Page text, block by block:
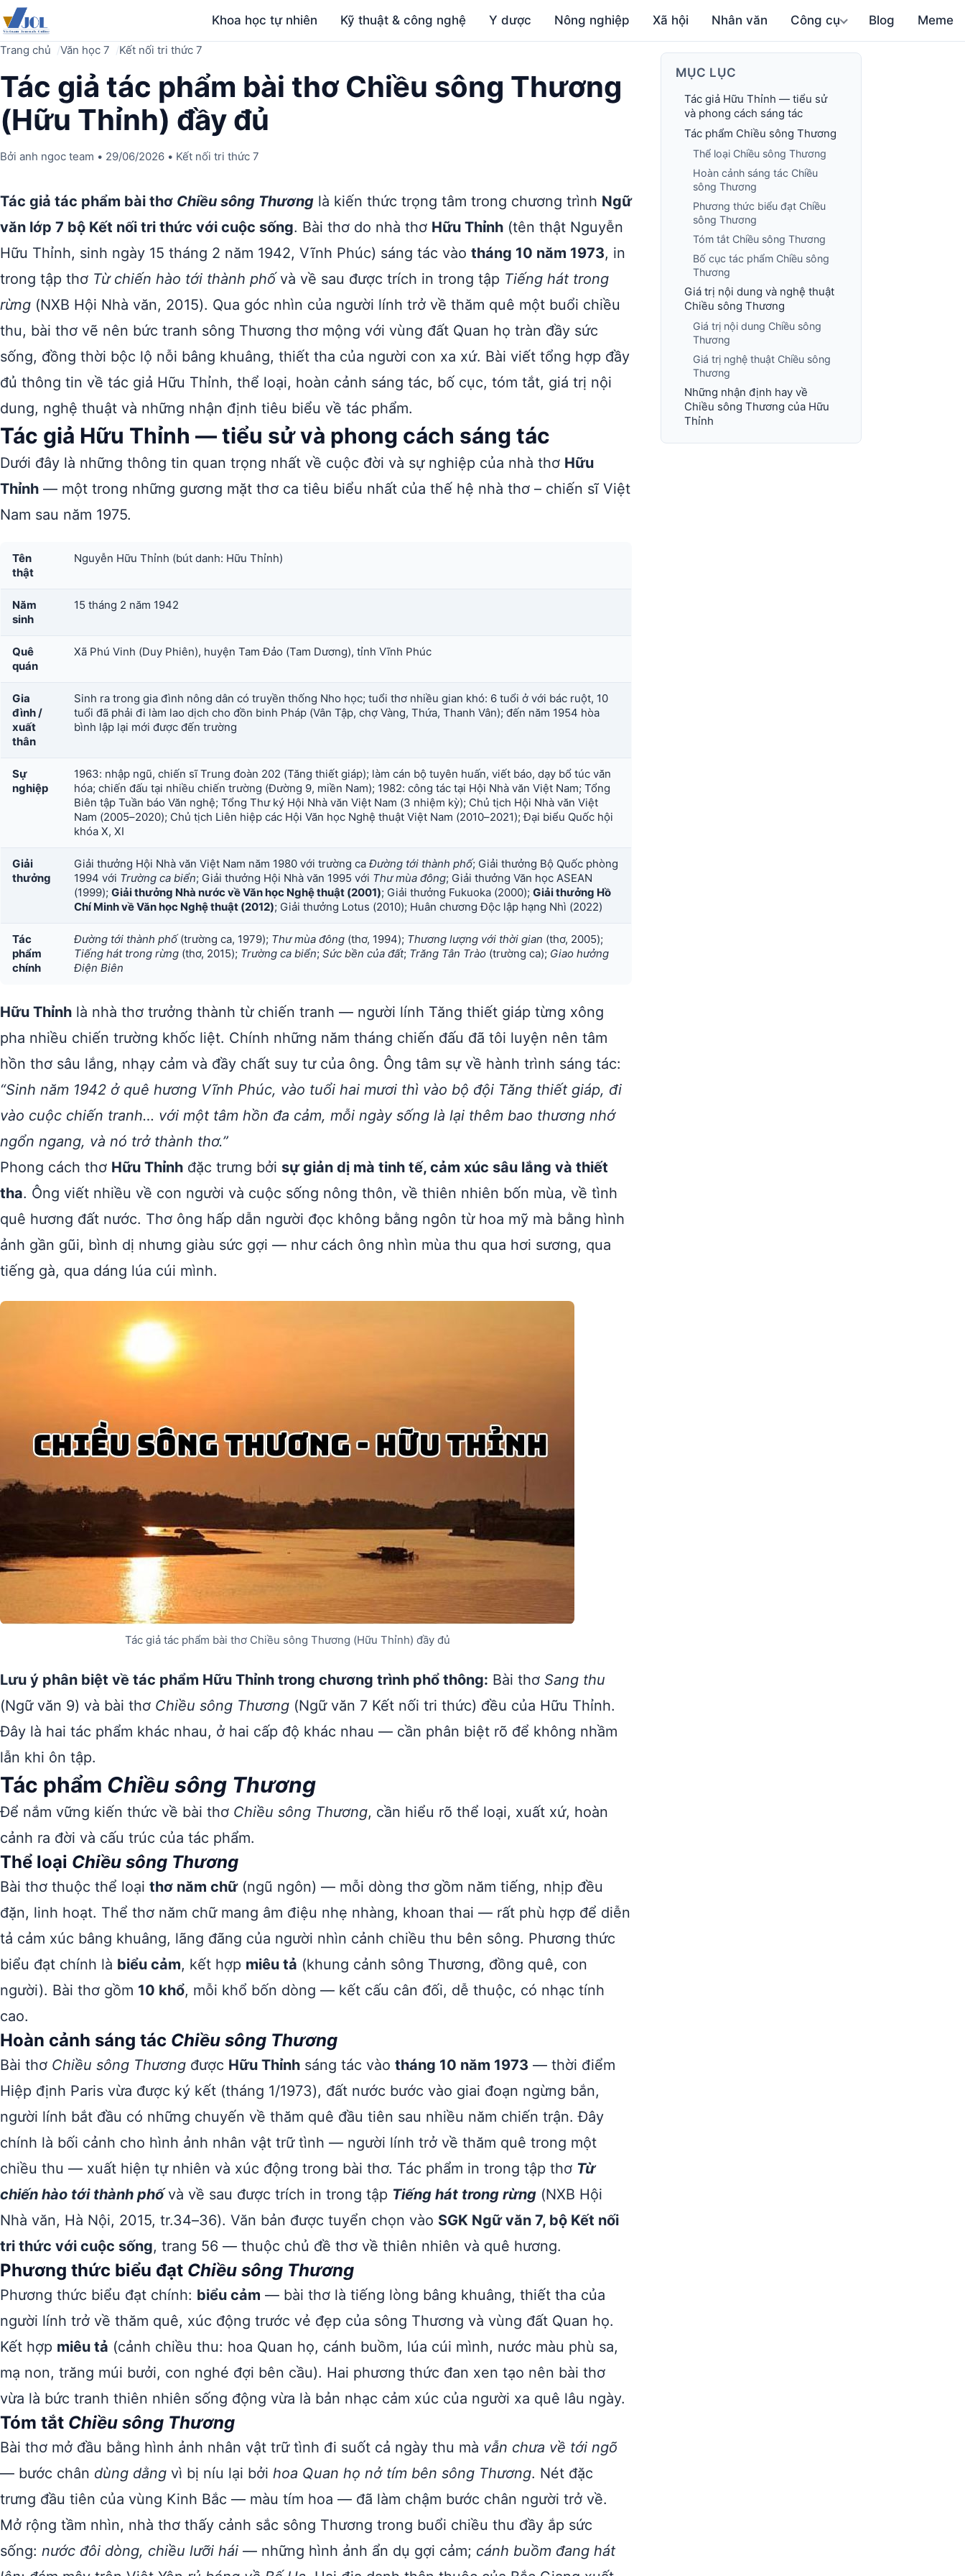
Khoa học tự nhiên Kỹ thuật & công nghệ Y dược Nông nghiệp Xã hội Nhân văn Công cụ Blog Meme
Trang chủ Văn học 7 Kết nối tri thức 7
Tác giả tác phẩm bài thơ Chiều sông Thương
(Hữu Thỉnh) đầy đủ
Bởi anh ngoc team • 29/06/2026 • Kết nối tri thức 7
Tác giả tác phẩm bài thơ Chiều sông Thương là kiến thức trọng tâm trong chương trình Ngữ
văn lớp 7 bộ Kết nối tri thức với cuộc sống. Bài thơ do nhà thơ Hữu Thỉnh (tên thật Nguyễn
Hữu Thỉnh, sinh ngày 15 tháng 2 năm 1942, Vĩnh Phúc) sáng tác vào tháng 10 năm 1973, in
trong tập thơ Từ chiến hào tới thành phốvà về sau được trích in trong tập Tiếng hát trong
rừng (NXB Hội Nhà văn, 2015). Qua góc nhìn của người lính trở về thăm quê một buổi chiều
thu, bài thơ vẽ nên bức tranh sông Thương thơ mộng với vùng đất Quan họ tràn đầy sức
sống, đồng thời bộc lộ nỗi bâng khuâng, thiết tha của người con xa xứ. Bài viết tổng hợp đầy
đủ thông tin về tác giả Hữu Thỉnh, thể loại, hoàn cảnh sáng tác, bố cục, tóm tắt, giá trị nội
dung, nghệ thuật và những nhận định tiêu biểu về tác phẩm.
Tác giả Hữu Thỉnh — tiểu sử và phong cách sáng tác
Dưới đây là những thông tin quan trọng nhất về cuộc đời và sự nghiệp của nhà thơ Hữu
Thỉnh — một trong những gương mặt thơ ca tiêu biểu nhất của thế hệ nhà thơ – chiến sĩ Việt
Nam sau năm 1975.
Tên
thật
Nguyễn Hữu Thỉnh (bút danh: Hữu Thỉnh)
Năm
sinh
15 tháng 2 năm 1942
Quê
quán
Xã Phú Vinh (Duy Phiên), huyện Tam Đảo (Tam Dương), tỉnh Vĩnh Phúc
Gia
đình /
xuất
thân
Sinh ra trong gia đình nông dân có truyền thống Nho học; tuổi thơ nhiều gian khó: 6 tuổi ở với bác ruột, 10
tuổi đã phải đi làm lao dịch cho đồn binh Pháp (Vân Tập, chợ Vàng, Thứa, Thanh Vân); đến năm 1954 hòa
bình lập lại mới được đến trường
Sự
nghiệp
1963: nhập ngũ, chiến sĩ Trung đoàn 202 (Tăng thiết giáp); làm cán bộ tuyên huấn, viết báo, dạy bổ túc văn
hóa; chiến đấu tại nhiều chiến trường (Đường 9, miền Nam); 1982: công tác tại Hội Nhà văn Việt Nam; Tổng
Biên tập Tuần báo Văn nghệ; Tổng Thư ký Hội Nhà văn Việt Nam (3 nhiệm kỳ); Chủ tịch Hội Nhà văn Việt
Nam (2005–2020); Chủ tịch Liên hiệp các Hội Văn học Nghệ thuật Việt Nam (2010–2021); Đại biểu Quốc hội
khóa X, XI
Giải
thưởng
Giải thưởng Hội Nhà văn Việt Nam năm 1980 với trường ca Đường tới thành phố; Giải thưởng Bộ Quốc phòng
1994 với Trường ca biển; Giải thưởng Hội Nhà văn 1995 với Thư mùa đông; Giải thưởng Văn học ASEAN
(1999); Giải thưởng Nhà nước về Văn học Nghệ thuật (2001); Giải thưởng Fukuoka (2000); Giải thưởng Hồ
Chí Minh về Văn học Nghệ thuật (2012); Giải thưởng Lotus (2010); Huân chương Độc lập hạng Nhì (2022)
Tác
phẩm
chính
Đường tới thành phố(trường ca, 1979); Thư mùa đông (thơ, 1994); Thương lượng với thời gian (thơ, 2005);
Tiếng hát trong rừng (thơ, 2015); Trường ca biển; Sức bền của đất; Trăng Tân Trào (trường ca); Giao hưởng
Điện Biên
Hữu Thỉnh là nhà thơ trưởng thành từ chiến tranh — người lính Tăng thiết giáp từng xông
pha nhiều chiến trường khốc liệt. Chính những năm tháng chiến đấu đã tôi luyện nên tâm
hồn thơ sâu lắng, nhạy cảm và đầy chất suy tư của ông. Ông tâm sự về hành trình sáng tác:
“Sinh năm 1942 ở quê hương Vĩnh Phúc, vào tuổi hai mươi thì vào bộ đội Tăng thiết giáp, đi
vào cuộc chiến tranh… với một tâm hồn đa cảm, mỗi ngày sống là lại thêm bao thương nhớ
ngổn ngang, và nó trở thành thơ.”
Phong cách thơ Hữu Thỉnh đặc trưng bởi sự giản dị mà tinh tế, cảm xúc sâu lắng và thiết
tha. Ông viết nhiều về con người và cuộc sống nông thôn, về thiên nhiên bốn mùa, về tình
quê hương đất nước. Thơ ông hấp dẫn người đọc không bằng ngôn từ hoa mỹ mà bằng hình
ảnh gần gũi, bình dị nhưng giàu sức gợi — như cách ông nhìn mùa thu qua hơi sương, qua
tiếng gà, qua dáng lúa cúi mình.
Tác giả tác phẩm bài thơ Chiều sông Thương (Hữu Thỉnh) đầy đủ
Lưu ý phân biệt về tác phẩm Hữu Thỉnh trong chương trình phổ thông: Bài thơ Sang thu
(Ngữ văn 9) và bài thơ Chiều sông Thương (Ngữ văn 7 Kết nối tri thức) đều của Hữu Thỉnh.
Đây là hai tác phẩm khác nhau, ở hai cấp độ khác nhau — cần phân biệt rõ để không nhầm
lẫn khi ôn tập.
Tác phẩm Chiều sông Thương
Để nắm vững kiến thức về bài thơ Chiều sông Thương, cần hiểu rõ thể loại, xuất xứ, hoàn
cảnh ra đời và cấu trúc của tác phẩm.
Thể loại Chiều sông Thương
Bài thơ thuộc thể loại thơ năm chữ(ngũ ngôn) — mỗi dòng thơ gồm năm tiếng, nhịp đều
đặn, linh hoạt. Thể thơ năm chữ mang âm điệu nhẹ nhàng, khoan thai — rất phù hợp để diễn
tả cảm xúc bâng khuâng, lãng đãng của người nhìn cảnh chiều thu bên sông. Phương thức
biểu đạt chính là biểu cảm, kết hợp miêu tả (khung cảnh sông Thương, đồng quê, con
người). Bài thơ gồm 10 khổ, mỗi khổ bốn dòng — kết cấu cân đối, dễ thuộc, có nhạc tính
cao.
Hoàn cảnh sáng tác Chiều sông Thương
Bài thơ Chiều sông Thương được Hữu Thỉnh sáng tác vào tháng 10 năm 1973 — thời điểm
Hiệp định Paris vừa được ký kết (tháng 1/1973), đất nước bước vào giai đoạn ngừng bắn,
người lính bắt đầu có những chuyến về thăm quê đầu tiên sau nhiều năm chiến trận. Đây
chính là bối cảnh cho hình ảnh nhân vật trữ tình — người lính trở về thăm quê trong một
chiều thu — xuất hiện tự nhiên và xúc động trong bài thơ. Tác phẩm in trong tập thơ Từ
chiến hào tới thành phốvà về sau được trích in trong tập Tiếng hát trong rừng (NXB Hội
Nhà văn, Hà Nội, 2015, tr.34–36). Văn bản được tuyển chọn vào SGK Ngữ văn 7, bộ Kết nối
tri thức với cuộc sống, trang 56 — thuộc chủ đề thơ về thiên nhiên và quê hương.
Phương thức biểu đạt Chiều sông Thương
Phương thức biểu đạt chính: biểu cảm — bài thơ là tiếng lòng bâng khuâng, thiết tha của
người lính trở về thăm quê, xúc động trước vẻ đẹp của sông Thương và vùng đất Quan họ.
Kết hợp miêu tả (cảnh chiều thu: hoa Quan họ, cánh buồm, lúa cúi mình, nước màu phù sa,
mạ non, trăng múi bưởi, con nghé đợi bên cầu). Hai phương thức đan xen tạo nên bài thơ
vừa là bức tranh thiên nhiên sống động vừa là bản nhạc cảm xúc của người xa quê lâu ngày.
Tóm tắt Chiều sông Thương
Bài thơ mở đầu bằng hình ảnh nhân vật trữ tình đi suốt cả ngày thu mà vẫn chưa về tới ngõ
— bước chân dùng dằng vì bị níu lại bởi hoa Quan họ nở tím bên sông Thương. Nét đặc
trưng đầu tiên của vùng Kinh Bắc — màu tím hoa — đã làm chậm bước chân người trở về.
Mở rộng tầm nhìn, nhà thơ thấy cảnh sắc sông Thương trong buổi chiều thu đầy ắp sức
sống: nước đôi dòng, chiều lưỡi hái — những hình ảnh ẩn dụ gợi cảm; cánh buồm đang hát
MỤC LỤC
Tác giả Hữu Thỉnh — tiểu sử
và phong cách sáng tác
Tác phẩm Chiều sông Thương
Thể loại Chiều sông Thương
Hoàn cảnh sáng tác Chiều
sông Thương
Phương thức biểu đạt Chiều
sông Thương
Tóm tắt Chiều sông Thương
Bố cục tác phẩm Chiều sông
Thương
Giá trị nội dung và nghệ thuật
Chiều sông Thương
Giá trị nội dung Chiều sông
Thương
Giá trị nghệ thuật Chiều sông
Thương
Những nhận định hay về
Chiều sông Thương của Hữu
Thỉnh